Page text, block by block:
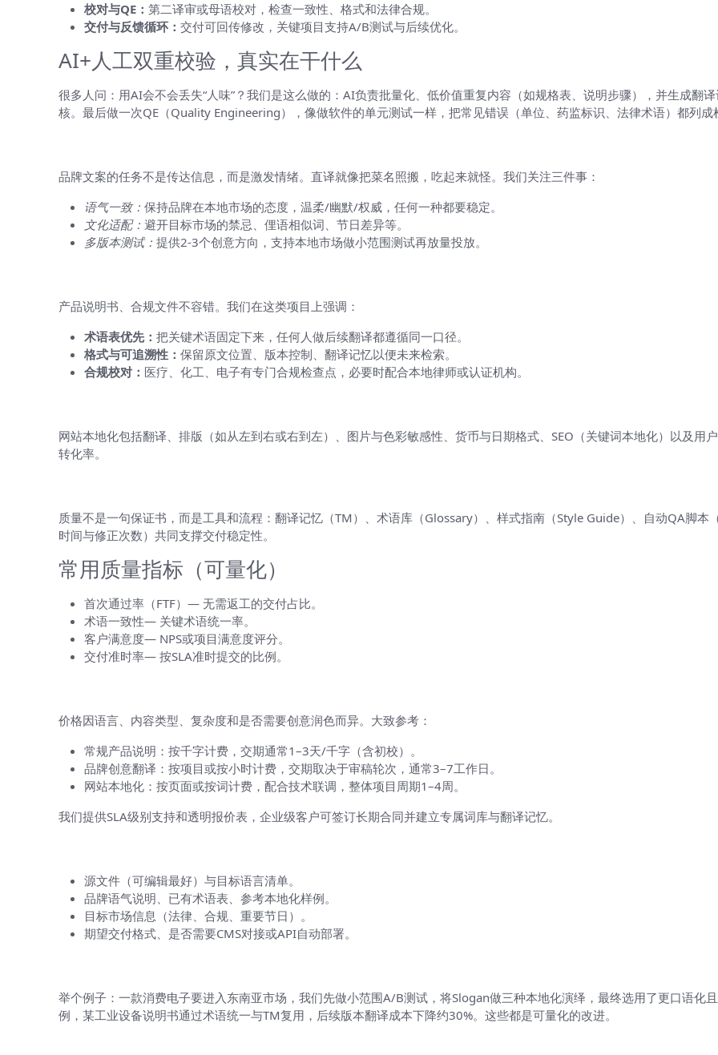
校对与QE： 第二译审或母语校对，检查一致性、格式和法律合规。
交付与反馈循环： 交付可回传修改，关键项目支持A/B测试与后续优化。
AI+人工双重校验，真实在干什么
很多人问：用AI会不会丢失“人味”？我们是这么做的：AI负责批量化、低价值重复内容（如规格表、说明步骤），并生成翻
核。最后做一次QE（Quality Engineering），像做软件的单元测试一样，把常见错误（单位、药监标识、法律术语）都列成
品牌文案的任务不是传达信息，而是激发情绪。直译就像把菜名照搬，吃起来就怪。我们关注三件事：
语气一致： 保持品牌在本地市场的态度，温柔/幽默/权威，任何一种都要稳定。
文化适配： 避开目标市场的禁忌、俚语相似词、节日差异等。
多版本测试： 提供2-3个创意方向，支持本地市场做小范围测试再放量投放。
产品说明书、合规文件不容错。我们在这类项目上强调：
术语表优先： 把关键术语固定下来，任何人做后续翻译都遵循同一口径。
格式与可追溯性： 保留原文位置、版本控制、翻译记忆以便未来检索。
合规校对： 医疗、化工、电子有专门合规检查点，必要时配合本地律师或认证机构。
网站本地化包括翻译、排版（如从左到右或右到左）、图片与色彩敏感性、货币与日期格式、SEO（关键词本地化）以及用
转化率。
质量不是一句保证书，而是工具和流程：翻译记忆（TM）、术语库（Glossary）、样式指南（Style Guide）、自动QA脚本
时间与修正次数）共同支撑交付稳定性。
常用质量指标（可量化）
首次通过率（FTF）— 无需返工的交付占比。
术语一致性— 关键术语统一率。
客户满意度— NPS或项目满意度评分。
交付准时率— 按SLA准时提交的比例。
价格因语言、内容类型、复杂度和是否需要创意润色而异。大致参考：
常规产品说明：按千字计费，交期通常1–3天/千字（含初校）。
品牌创意翻译：按项目或按小时计费，交期取决于审稿轮次，通常3–7工作日。
网站本地化：按页面或按词计费，配合技术联调，整体项目周期1–4周。
我们提供SLA级别支持和透明报价表，企业级客户可签订长期合同并建立专属词库与翻译记忆。
源文件（可编辑最好）与目标语言清单。
品牌语气说明、已有术语表、参考本地化样例。
目标市场信息（法律、合规、重要节日）。
期望交付格式、是否需要CMS对接或API自动部署。
举个例子：一款消费电子要进入东南亚市场，我们先做小范围A/B测试，将Slogan做三种本地化演绎，最终选用了更口语化
例，某工业设备说明书通过术语统一与TM复用，后续版本翻译成本下降约30%。这些都是可量化的改进。